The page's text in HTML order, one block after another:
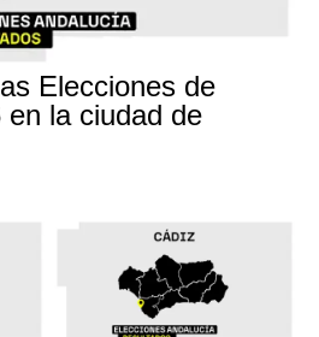
Elecciones de
la ciudad de